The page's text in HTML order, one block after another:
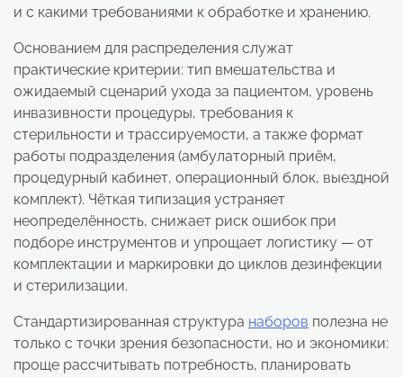
и с какими требованиями к обработке и хранению.
Основанием для распределения служат
практические критерии: тип вмешательства и
ожидаемый сценарий ухода за пациентом, уровень
инвазивности процедуры, требования к
стерильности и трассируемости, а также формат
работы подразделения (амбулаторный приём,
процедурный кабинет, операционный блок, выездной
комплект). Чёткая типизация устраняет
неопределённость, снижает риск ошибок при
подборе инструментов и упрощает логистику — от
комплектации и маркировки до циклов дезинфекции
и стерилизации.
Стандартизированная структура наборов полезна не
только с точки зрения безопасности, но и экономики:
проще рассчитывать потребность, планировать